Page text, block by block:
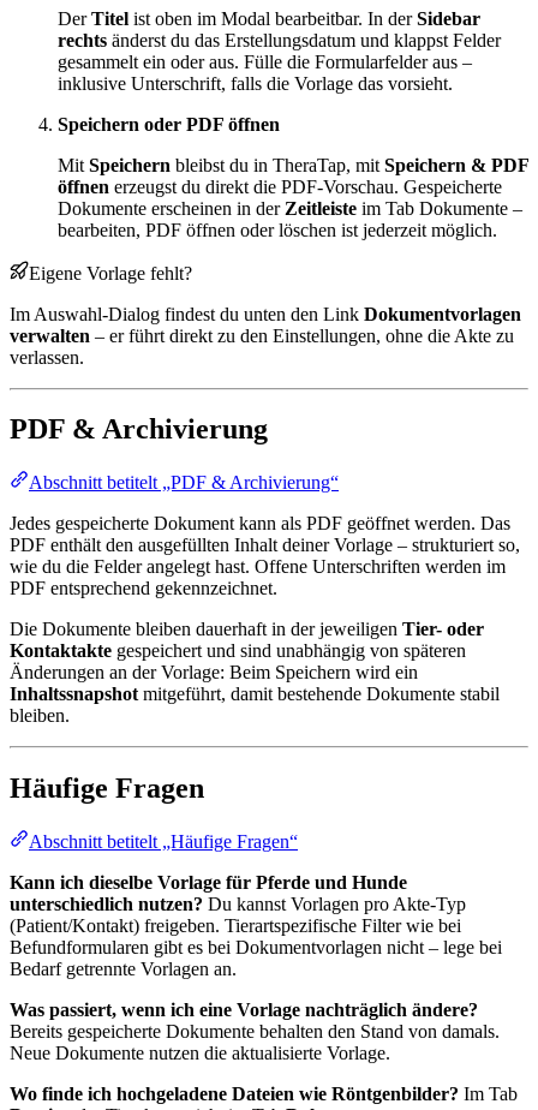
DerTitel ist oben im Modal bearbeitbar. In derSidebar
rechts änderst du das Erstellungsdatum und klappst Felder
gesammelt ein oder aus. Fülle die Formularfelder aus –
inklusive Unterschrift, falls die Vorlage das vorsieht.
Speichern oder PDF öffnen
Mit Speichern bleibst du in TheraTap, mit Speichern & PDF
öffnen erzeugst du direkt die PDF-Vorschau. Gespeicherte
Dokumente erscheinen in der Zeitleiste im Tab Dokumente –
bearbeiten, PDF öffnen oder löschen ist jederzeit möglich.
Eigene Vorlage fehlt?
Im Auswahl-Dialog findest du unten den Link Dokumentvorlagen
verwalten – er führt direkt zu den Einstellungen, ohne die Akte zu
verlassen.
PDF & Archivierung
Abschnitt betitelt „PDF & Archivierung“
Jedes gespeicherte Dokument kann als PDF geöffnet werden. Das
PDF enthält den ausgefüllten Inhalt deiner Vorlage – strukturiert so,
wie du die Felder angelegt hast. Offene Unterschriften werden im
PDF entsprechend gekennzeichnet.
Die Dokumente bleiben dauerhaft in der jeweiligen Tier- oder
Kontaktakte gespeichert und sind unabhängig von späteren
Änderungen an der Vorlage: Beim Speichern wird ein
Inhaltssnapshot mitgeführt, damit bestehende Dokumente stabil
bleiben.
Häufige Fragen
Abschnitt betitelt „Häufige Fragen“
Kann ich dieselbe Vorlage für Pferde und Hunde
unterschiedlich nutzen? Du kannst Vorlagen pro Akte-Typ
(Patient/Kontakt) freigeben. Tierartspezifische Filter wie bei
Befundformularen gibt es bei Dokumentvorlagen nicht – lege bei
Bedarf getrennte Vorlagen an.
Was passiert, wenn ich eine Vorlage nachträglich ändere?
Bereits gespeicherte Dokumente behalten den Stand von damals.
Neue Dokumente nutzen die aktualisierte Vorlage.
Wo finde ich hochgeladene Dateien wie Röntgenbilder? Im Tab